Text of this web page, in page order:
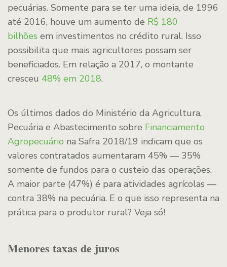
pecuárias. Somente para se ter uma ideia, de 1996
até 2016, houve um aumento de R$ 180
bilhões em investimentos no crédito rural. Isso
possibilita que mais agricultores possam ser
beneficiados. Em relação a 2017, o montante
cresceu 48% em 2018.
Os últimos dados do Ministério da Agricultura,
Pecuária e Abastecimento sobre Financiamento
Agropecuário na Safra 2018/19 indicam que os
valores contratados aumentaram 45% — 35%
somente de fundos para o custeio das operações.
A maior parte (47%) é para atividades agrícolas —
contra 38% na pecuária. E o que isso representa na
prática para o produtor rural? Veja só!
Menores taxas de juros